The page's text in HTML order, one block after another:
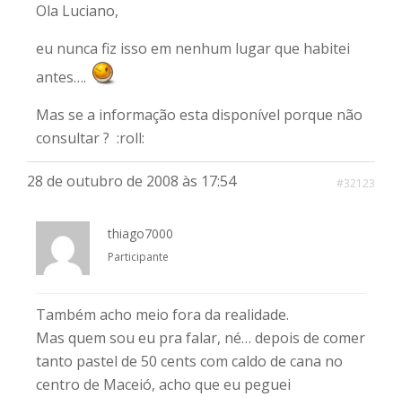
Ola Luciano,
eu nunca fiz isso em nenhum lugar que habitei
antes….
Mas se a informação esta disponível porque não
consultar ? :roll:
28 de outubro de 2008 às 17:54 #32123
thiago7000
Participante
Também acho meio fora da realidade.
Mas quem sou eu pra falar, né… depois de comer
tanto pastel de 50 cents com caldo de cana no
centro de Maceió, acho que eu peguei